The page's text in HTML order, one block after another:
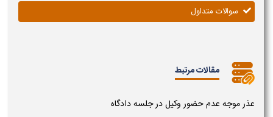
سوالات متداول
مقالات مرتبط
عذر موجه عدم حضور وکیل در جلسه دادگاه